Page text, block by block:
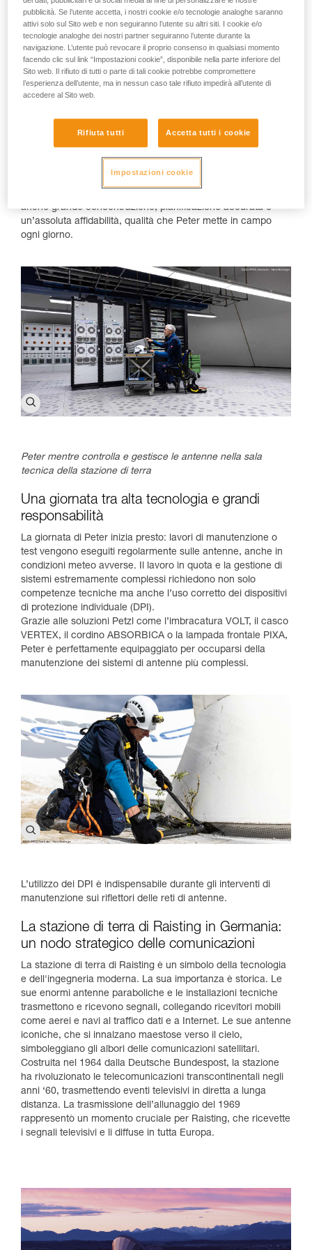
Peter Rott: un tecnico dalla straordinaria
precisione tecnica
Peter Rott assicura il corretto funzionamento dei
collegamenti satellitari tra tutti i paesi del mondo. In qualità di
tecnico di comunicazioni satellitari presso EMC (Emerging
Markets Communications, filiale dell’azienda internazionale
globale di dati e segnali. Con oltre trent’anni di esperienza
in modo decisivo all’affidabilità delle vie di comunicazione.
anche grande concentrazione, pianificazione accurata e
un’assoluta affidabilità, qualità che Peter mette in campo
ogni giorno.
Peter mentre controlla e gestisce le antenne nella sala
tecnica della stazione di terra
Una giornata tra alta tecnologia e grandi
responsabilità
La giornata di Peter inizia presto: lavori di manutenzione o
test vengono eseguiti regolarmente sulle antenne, anche in
condizioni meteo avverse. Il lavoro in quota e la gestione di
sistemi estremamente complessi richiedono non solo
competenze tecniche ma anche l’uso corretto dei dispositivi
di protezione individuale (DPI).
Grazie alle soluzioni Petzl come l’imbracatura VOLT, il casco
VERTEX, il cordino ABSORBICA o la lampada frontale PIXA,
Peter è perfettamente equipaggiato per occuparsi della
manutenzione dei sistemi di antenne più complessi.
L’utilizzo dei DPI è indispensabile durante gli interventi di
manutenzione sui riflettori delle reti di antenne.
La stazione di terra di Raisting in Germania:
un nodo strategico delle comunicazioni
La stazione di terra di Raisting è un simbolo della tecnologia
e dell'ingegneria moderna. La sua importanza è storica. Le
sue enormi antenne paraboliche e le installazioni tecniche
trasmettono e ricevono segnali, collegando ricevitori mobili
come aerei e navi al traffico dati e a Internet. Le sue antenne
iconiche, che si innalzano maestose verso il cielo,
simboleggiano gli albori delle comunicazioni satellitari.
Costruita nel 1964 dalla Deutsche Bundespost, la stazione
ha rivoluzionato le telecomunicazioni transcontinentali negli
anni ‘60, trasmettendo eventi televisivi in diretta a lunga
distanza. La trasmissione dell’allunaggio del 1969
rappresentò un momento cruciale per Raisting, che ricevette
i segnali televisivi e li diffuse in tutta Europa.
pubblicità. Se l’utente accetta, i nostri cookie e/o tecnologie analoghe saranno
attivi solo sul Sito web e non seguiranno l’utente su altri siti. I cookie e/o
tecnologie analoghe dei nostri partner seguiranno l’utente durante la
navigazione. L’utente può revocare il proprio consenso in qualsiasi momento
facendo clic sul link “Impostazioni cookie”, disponibile nella parte inferiore del
Sito web. Il rifiuto di tutti o parte di tali cookie potrebbe compromettere
l’esperienza dell’utente, ma in nessun caso tale rifiuto impedirà all’utente di
accedere al Sito web.
Rifiuta tutti Accetta tutti i cookie
Impostazioni cookie